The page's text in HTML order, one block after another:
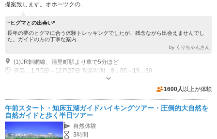
提案致します。オホーツクの...
“ヒグマとの出会い”
長年の夢のヒグマに合う体験トレッキングでしたが、残念ながら出会えませんでし
た。ガイドの方の丁寧な案内...
by くりちゃんさん
(1)JR釧網線、清里町駅より車で5分ほど
営業：1月5日～12月27日 営業時間：8：00～19：30
1600人 以上が体験
午前スタート・知床五湖ガイドハイキングツアー・圧倒的大自然を
自然ガイドと歩く半日ツアー
自然体験
3時間